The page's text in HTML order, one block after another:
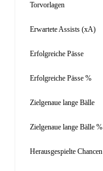
Torvorlagen
Erwartete Assists (xA)
Erfolgreiche Pässe
Erfolgreiche Pässe %
Zielgenaue lange Bälle
Zielgenaue lange Bälle %
Herausgespielte Chancen